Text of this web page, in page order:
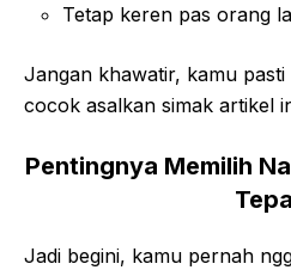
Tetap keren pas orang
Jangan khawatir, kamu
cocok asalkan simak artikel
Pentingnya Memilih
Jadi begini, kamu pernah